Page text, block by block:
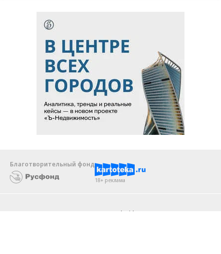
Благотворительный фонд
18+ реклама
Android